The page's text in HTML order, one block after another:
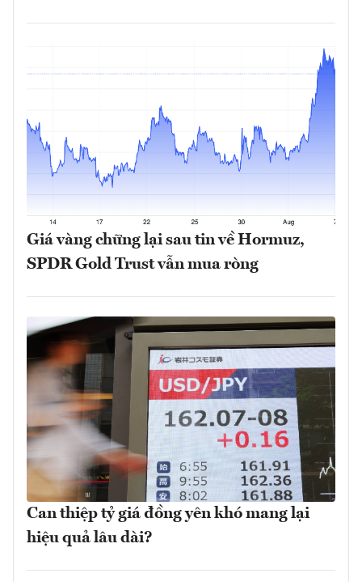
Giá vàng chững lại sau tin về Hormuz,
SPDR Gold Trust vẫn mua ròng
Can thiệp tỷ giá đồng yên khó mang lại
hiệu quả lâu dài?